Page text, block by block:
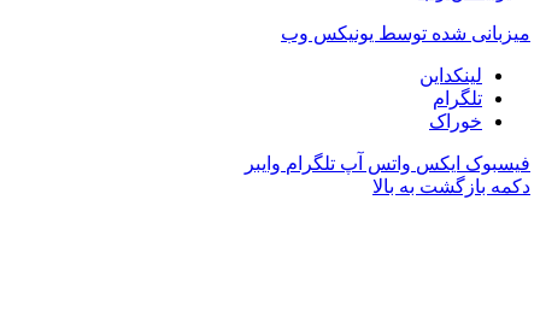
میزبانی شده توسط یونیکس وب
لینکداین
تلگرام
خوراک
فیسبوک ایکس واتس آپ تلگرام وایبر
دکمه بازگشت به بالا